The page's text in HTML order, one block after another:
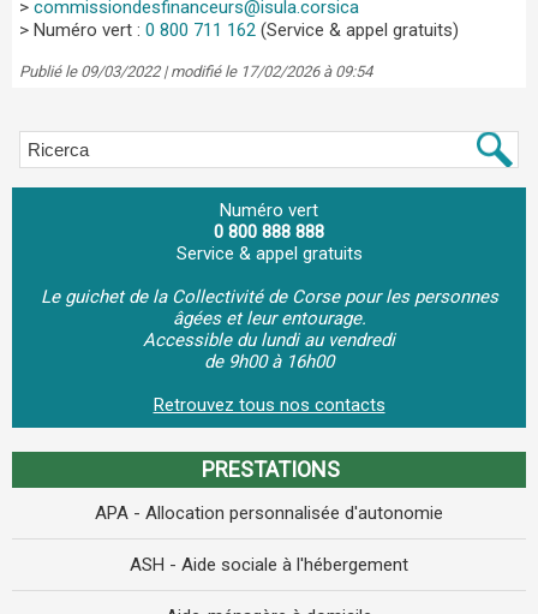
> commissiondesfinanceurs@isula.corsica
> Numéro vert : 0 800 711 162 (Service & appel gratuits)
Publié le 09/03/2022 | modifié le 17/02/2026 à 09:54
Numéro vert
0 800 888 888
Service & appel gratuits
Le guichet de la Collectivité de Corse pour les personnes
âgées et leur entourage.
Accessible du lundi au vendredi
de 9h00 à 16h00
Retrouvez tous nos contacts
PRESTATIONS
APA - Allocation personnalisée d'autonomie
ASH - Aide sociale à l'hébergement